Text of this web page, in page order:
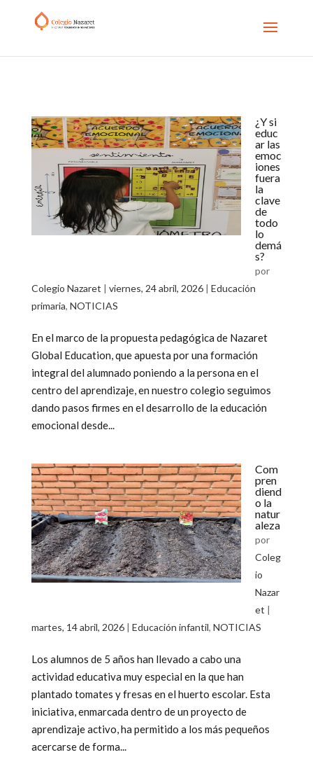
¿Y si
educ
ar las
emoc
iones
fuera
la
clave
de
todo
lo
demá
s?
por
Colegio Nazaret | viernes, 24 abril, 2026| Educación
primaria, NOTICIAS
En el marco de la propuesta pedagógica de Nazaret
Global Education, que apuesta por una formación
integral del alumnado poniendo a la persona en el
centro del aprendizaje, en nuestro colegio seguimos
dando pasos firmes en el desarrollo de la educación
emocional desde...
Com
pren
diend
o la
natur
aleza
por
Coleg
io
Nazar
et |
martes, 14 abril, 2026| Educación infantil, NOTICIAS
Los alumnos de 5 años han llevado a cabo una
actividad educativa muy especial en la que han
plantado tomates y fresas en el huerto escolar. Esta
iniciativa, enmarcada dentro de un proyecto de
aprendizaje activo, ha permitido a los más pequeños
acercarse de forma...